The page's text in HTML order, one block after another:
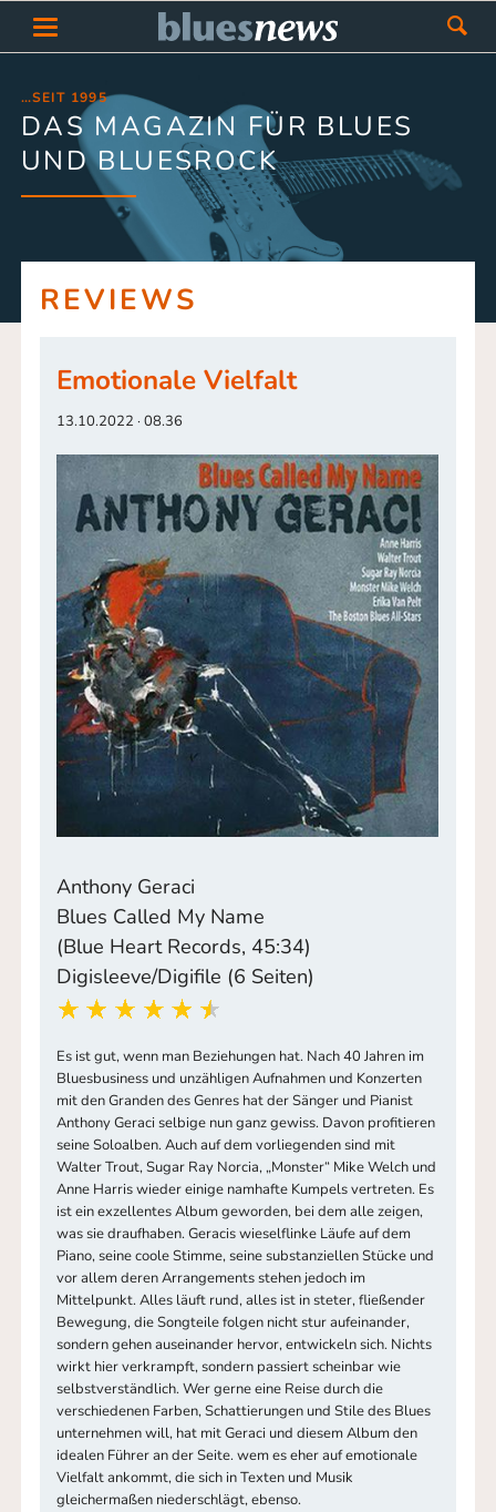
…SEIT 1995
DAS MAGAZIN FÜR BLUES
UND BLUESROCK
REVIEWS
Emotionale Vielfalt
13.10.2022 · 08.36
Anthony Geraci
Blues Called My Name
(Blue Heart Records, 45:34)
Digisleeve/Digifile (6 Seiten)
Es ist gut, wenn man Beziehungen hat. Nach 40 Jahren im
Bluesbusiness und unzähligen Aufnahmen und Konzerten
mit den Granden des Genres hat der Sänger und Pianist
Anthony Geraci selbige nun ganz gewiss. Davon profitieren
seine Soloalben. Auch auf dem vorliegenden sind mit
Walter Trout, Sugar Ray Norcia, „Monster“ Mike Welch und
Anne Harris wieder einige namhafte Kumpels vertreten. Es
ist ein exzellentes Album geworden, bei dem alle zeigen,
was sie draufhaben. Geracis wieselflinke Läufe auf dem
Piano, seine coole Stimme, seine substanziellen Stücke und
vor allem deren Arrangements stehen jedoch im
Mittelpunkt. Alles läuft rund, alles ist in steter, fließender
Bewegung, die Songteile folgen nicht stur aufeinander,
sondern gehen auseinander hervor, entwickeln sich. Nichts
wirkt hier verkrampft, sondern passiert scheinbar wie
selbstverständlich. Wer gerne eine Reise durch die
verschiedenen Farben, Schattierungen und Stile des Blues
unternehmen will, hat mit Geraci und diesem Album den
idealen Führer an der Seite. wem es eher auf emotionale
Vielfalt ankommt, die sich in Texten und Musik
gleichermaßen niederschlägt, ebenso.